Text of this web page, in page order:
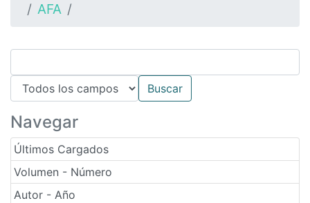
AFA
Navegar
Últimos Cargados
Volumen - Número
Autor - Año